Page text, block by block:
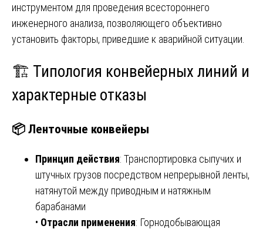
инструментом для проведения всестороннего
инженерного анализа, позволяющего объективно
установить факторы, приведшие к аварийной ситуации.
🏗️ Типология конвейерных линий и
характерные отказы
📦 Ленточные конвейеры
Принцип действия: Транспортировка сыпучих и
штучных грузов посредством непрерывной ленты,
натянутой между приводным и натяжным
барабанами
• Отрасли применения: Горнодобывающая